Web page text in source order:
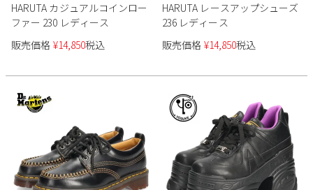
日 月 火 木 金
土
6
7 10 11
13
14 15 16 17 18
19
20
27
HARUTA カジュアルコインロー
ファー 230 レディース
販売価格 ¥14,850税込
HARUTA レースアップシューズ
236 レディース
販売価格 ¥14,850税込